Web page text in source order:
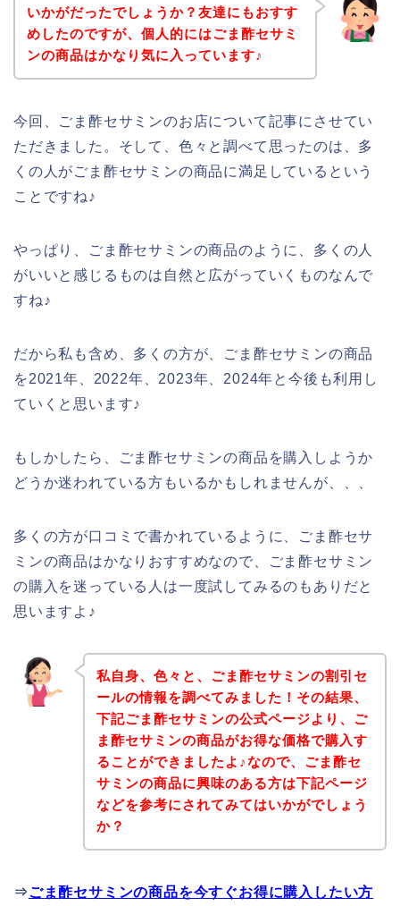
いかがだったでしょうか？友達にもおすす
めしたのですが、個人的にはごま酢セサミ
ンの商品はかなり気に入っています♪
今回、ごま酢セサミンのお店について記事にさせてい
ただきました。そして、色々と調べて思ったのは、多
くの人がごま酢セサミンの商品に満足しているという
ことですね♪
やっぱり、ごま酢セサミンの商品のように、多くの人
がいいと感じるものは自然と広がっていくものなんで
すね♪
だから私も含め、多くの方が、ごま酢セサミンの商品
を2021年、2022年、2023年、2024年と今後も利用し
ていくと思います♪
もしかしたら、ごま酢セサミンの商品を購入しようか
どうか迷われている方もいるかもしれませんが、、、
多くの方が口コミで書かれているように、ごま酢セサ
ミンの商品はかなりおすすめなので、ごま酢セサミン
の購入を迷っている人は一度試してみるのもありだと
思いますよ♪
私自身、色々と、ごま酢セサミンの割引セ
ールの情報を調べてみました！その結果、
下記ごま酢セサミンの公式ページより、ご
ま酢セサミンの商品がお得な価格で購入す
ることができましたよ♪なので、ごま酢セ
サミンの商品に興味のある方は下記ページ
などを参考にされてみてはいかがでしょう
か？
⇒ごま酢セサミンの商品を今すぐお得に購入したい方